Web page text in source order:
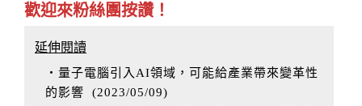
歡迎來粉絲團按讚！
延伸閱讀
‧量子電腦引入AI領域，可能給產業帶來變革性
的影響 (2023/05/09)